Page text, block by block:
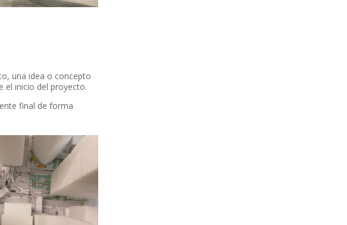
una idea o concepto
el inicio del proyecto.
final de forma